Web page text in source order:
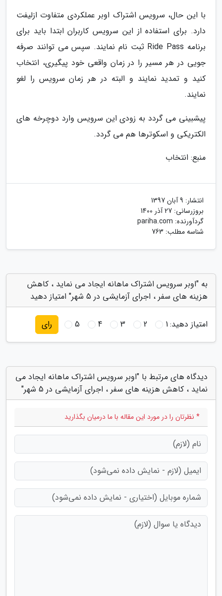
با این حال، سرویس اشتراک اوبر عملکردی متفاوت ازلیفت
دارد. برای استفاده از این سرویس کاربران ابتدا باید برای
برنامه Ride Pass ثبت نام نمایند. سپس می توانند صرفه
جویی در هر مسیر را در زمان واقعی خود پیگیری، انتخاب
کنید و تمدید نمایند و البته در هر زمان سرویس را لغو
نمایند.
پیشبینی می گردد به زودی این سرویس وارد دوچرخه های
الکتریکی و اسکوترها هم می گردد.
منبع: انتخاب
انتشار: 9 آبان 1397
بروزرسانی: 27 آذر 1400
گردآورنده: pariha.com
شناسه مطلب: 763
به "اوبر سرویس اشتراک ماهانه ایجاد می نماید ، کاهش
هزینه های سفر ، اجرای آزمایشی در 5 شهر" امتیاز دهید
امتیاز دهید:1
2
3
4
5 رای
دیدگاه های مرتبط با "اوبر سرویس اشتراک ماهانه ایجاد می
نماید ، کاهش هزینه های سفر ، اجرای آزمایشی در 5 شهر"
* نظرتان را در مورد این مقاله با ما درمیان بگذارید